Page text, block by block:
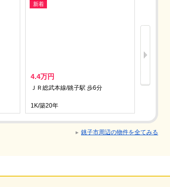
新着
4.4万円
ＪＲ総武本線/銚子駅 歩6分
1K/築20年
銚子市周辺の物件を全てみる